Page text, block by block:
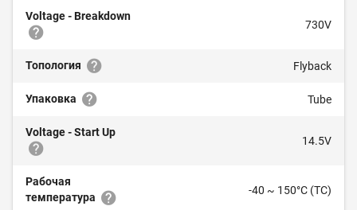
Voltage - Breakdown
730V
Топология Flyback
Упаковка Tube
Voltage - Start Up
14.5V
Рабочая
температура
-40 ~ 150°C (TC)